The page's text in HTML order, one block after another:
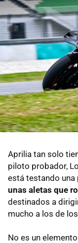
Aprilia tan solo
piloto probador,
está testando una
unas aletas que
destinados a
mucho a los de
No es un